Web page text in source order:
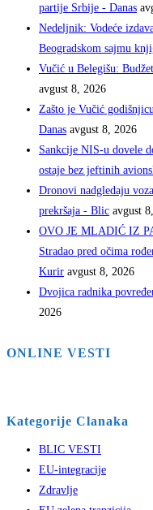
partije Srbije - Danas
Nedeljnik: Vodeće
Beogradskom sajmu
Vučić u Belegišu:
avgust 8, 2026
Zašto je Vučić
Danas avgust 8, 2026
Sankcije NIS-u dovele
ostaje bez jeftinih
Dronovi nadgledaju
prekršaja - Blic avgust
OVO JE MLADIĆ IZ
Stradao pred očima
Kurir avgust 8, 2026
Dvojica radnika
2026
ONLINE VESTI
Kategorije Clanaka
BLIC VESTI
EU-integracije
Zdravlje